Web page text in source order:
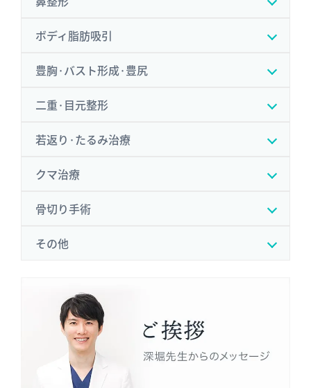
ボディ脂肪吸引
豊胸·バスト形成·豊尻
二重·目元整形
若返り·たるみ治療
クマ治療
骨切り手術
その他